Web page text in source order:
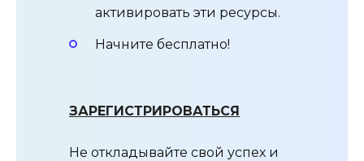
активировать эти ресурсы.
Начните бесплатно!
ЗАРЕГИСТРИРОВАТЬСЯ
Не откладывайте свой успех и